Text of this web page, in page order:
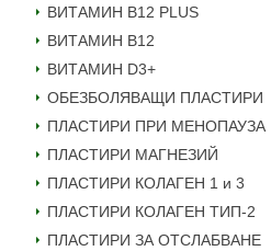
ВИТАМИН B12 PLUS
ВИТАМИН B12
ВИТАМИН D3+
ОБЕЗБОЛЯВАЩИ ПЛАСТИРИ
ПЛАСТИРИ ПРИ МЕНОПАУЗА
ПЛАСТИРИ МАГНЕЗИЙ
ПЛАСТИРИ КОЛАГЕН 1 и 3
ПЛАСТИРИ КОЛАГЕН ТИП-2
ПЛАСТИРИ ЗА ОТСЛАБВАНЕ